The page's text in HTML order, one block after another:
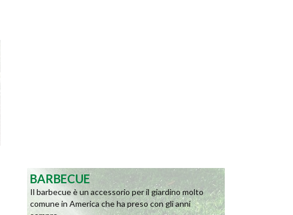
BARBECUE
Il barbecue è un accessorio per il giardino molto
comune in America che ha preso con gli anni